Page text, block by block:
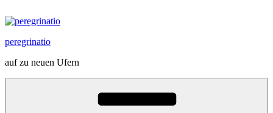
Inhalt
peregrinatio
auf zu neuen Ufern